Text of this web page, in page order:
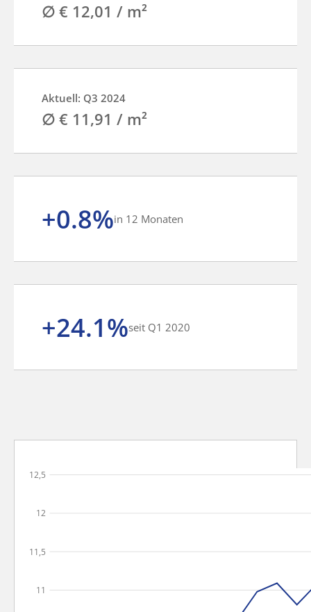
∅ € 12,01 / m²
Aktuell: Q3 2024
∅ € 11,91 / m²
+0.8%in 12 Monaten
+24.1%seit Q1 2020
11
11,5
12
12,5